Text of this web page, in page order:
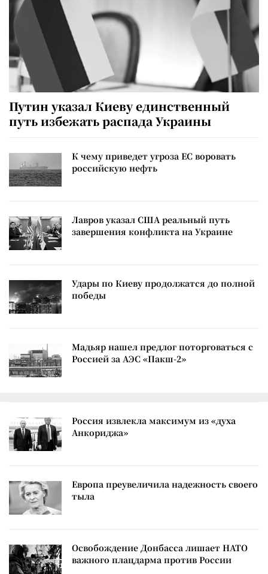
Путин указал Киеву единственный
путь избежать распада Украины
К чему приведет угроза ЕС воровать
российскую нефть
Лавров указал США реальный путь
завершения конфликта на Украине
Удары по Киеву продолжатся до полной
победы
Мадьяр нашел предлог поторговаться с
Россией за АЭС «Пакш-2»
Россия извлекла максимум из «духа
Анкориджа»
Европа преувеличила надежность своего
тыла
Освобождение Донбасса лишает НАТО
важного плацдарма против России